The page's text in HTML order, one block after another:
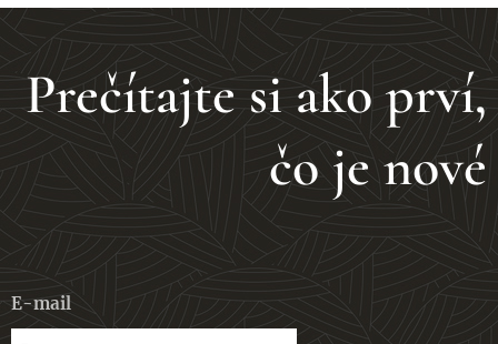
Prečítajte si ako prví,
čo je nové
E-mail